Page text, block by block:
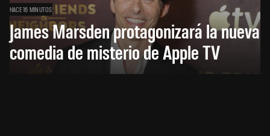
HACE 16 MINUTOS
James Marsden protagonizará la nueva
comedia de misterio de Apple TV